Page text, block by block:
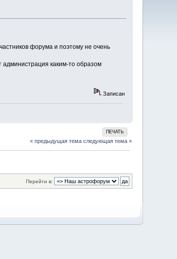
форума и поэтому не очень
администрация каким-то образом
Записан
ПЕЧАТЬ
« предыдущая тема следующая тема »
Перейти в: